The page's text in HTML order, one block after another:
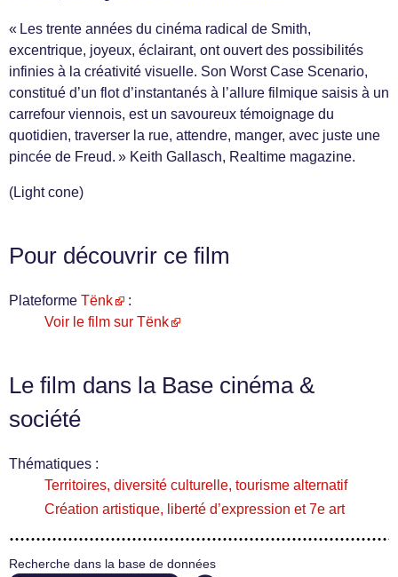
« Les trente années du cinéma radical de Smith,
excentrique, joyeux, éclairant, ont ouvert des possibilités
infinies à la créativité visuelle. Son Worst Case Scenario,
constitué d’un flot d’instantanés à l’allure filmique saisis à un
carrefour viennois, est un savoureux témoignage du
quotidien, traverser la rue, attendre, manger, avec juste une
pincée de Freud. » Keith Gallasch, Realtime magazine.
(Light cone)
Pour découvrir ce film
Plateforme Tënk
:
Voir le film sur Tënk
Le film dans la Base cinéma &
société
Thématiques :
Territoires, diversité culturelle, tourisme alternatif
Création artistique, liberté d’expression et 7e art
Recherche dans la base de données